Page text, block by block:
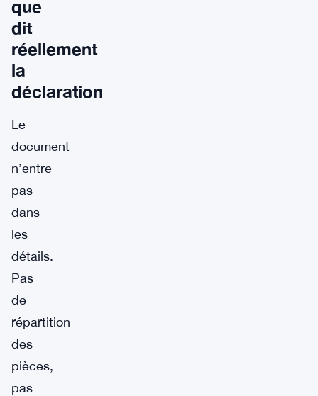
que
dit
réellement
la
déclaration
Le
document
n’entre
pas
dans
les
détails.
Pas
de
répartition
des
pièces,
pas